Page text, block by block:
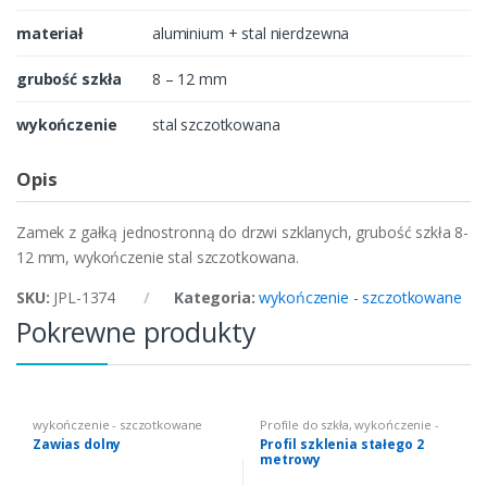
materiał aluminium + stal nierdzewna
grubość szkła 8 – 12 mm
wykończenie stal szczotkowana
Opis
Zamek z gałką jednostronną do drzwi szklanych, grubość szkła 8-
12 mm, wykończenie stal szczotkowana.
SKU: JPL-1374 Kategoria:wykończenie - szczotkowane
Pokrewne produkty
wykończenie - szczotkowane
Zawias dolny
Profile do szkła,wykończenie -
szczotkowane
Profil szklenia stałego 2
metrowy